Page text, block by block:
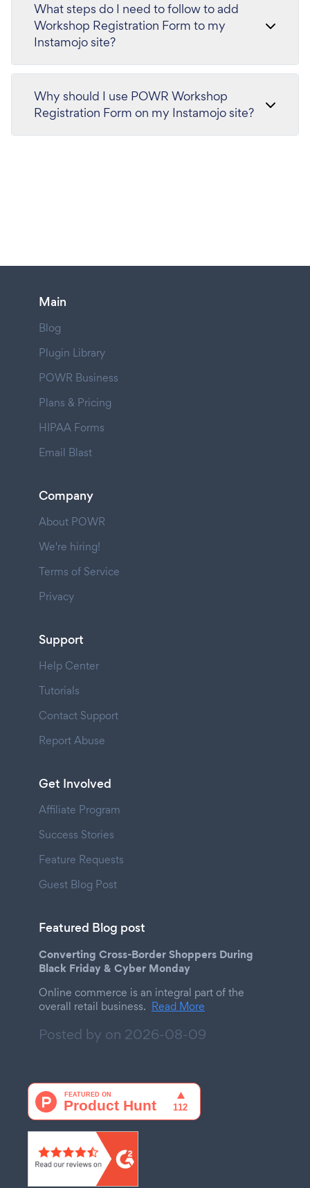
What steps do I need to follow to add
Workshop Registration Form to my
Instamojo site?
Why should I use POWR Workshop
Registration Form on my Instamojo site?
Main
Blog
Plugin Library
POWR Business
Plans & Pricing
HIPAA Forms
Email Blast
Company
About POWR
We're hiring!
Terms of Service
Privacy
Support
Help Center
Tutorials
Contact Support
Report Abuse
Get Involved
Affiliate Program
Success Stories
Feature Requests
Guest Blog Post
Featured Blog post
Converting Cross-Border Shoppers During
Black Friday & Cyber Monday
Online commerce is an integral part of the
overall retail business. Read More
Posted by on 2026-08-09